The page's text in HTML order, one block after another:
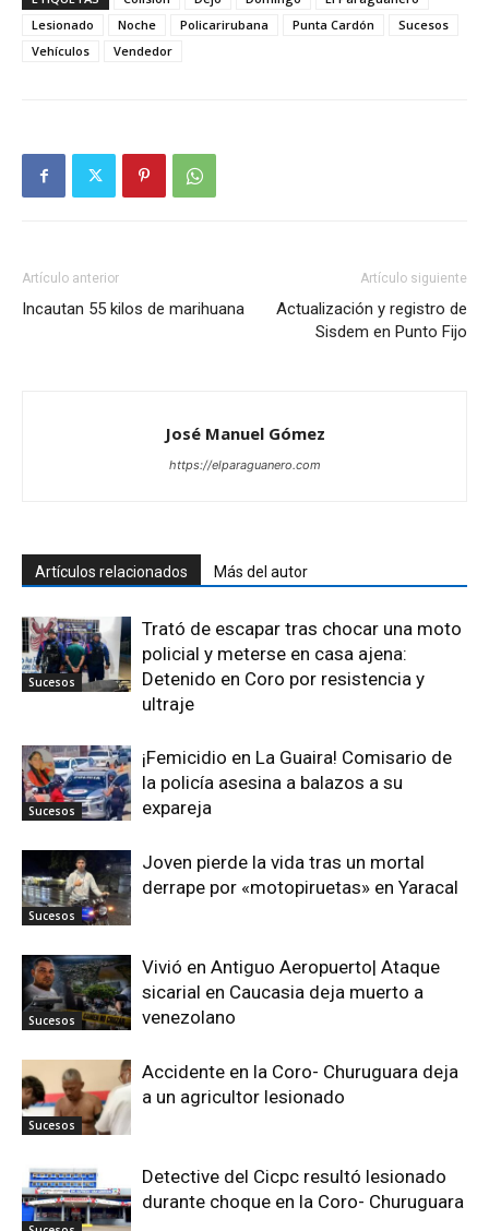
Lesionado
Noche Policarirubana Punta Cardón
Sucesos
Vehículos
Vendedor
Artículo anterior
Incautan 55 kilos de marihuana
Artículo siguiente
Actualización y registro de
Sisdem en Punto Fijo
José Manuel Gómez
https://elparaguanero.com
Artículos relacionados Más del autor
Sucesos
Trató de escapar tras chocar una moto
policial y meterse en casa ajena:
Detenido en Coro por resistencia y
ultraje
Sucesos
¡Femicidio en La Guaira! Comisario de
la policía asesina a balazos a su
expareja
Sucesos
Joven pierde la vida tras un mortal
derrape por «motopiruetas» en Yaracal
Sucesos
Vivió en Antiguo Aeropuerto| Ataque
sicarial en Caucasia deja muerto a
venezolano
Sucesos
Accidente en la Coro- Churuguara deja
a un agricultor lesionado
Detective del Cicpc resultó lesionado
durante choque en la Coro- Churuguara